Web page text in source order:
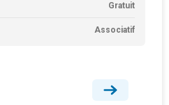
Gratuit
Associatif